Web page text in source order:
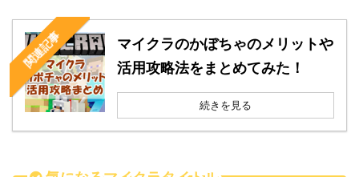
関連記事
マイクラのかぼちゃのメリットや
活用攻略法をまとめてみた！
続きを見る